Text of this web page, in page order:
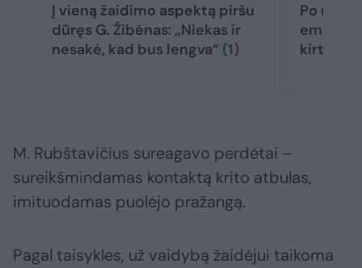
Į vieną žaidimo aspektą piršu
dūręs G. Žibėnas: „Niekas ir
nesakė, kad bus lengva“ (1)
Po
kirto
M. Rubštavičius sureagavo perdėtai –
sureikšmindamas kontaktą krito atbulas,
imituodamas puolėjo pražangą.
Pagal taisykles, už vaidybą žaidėjui taikoma